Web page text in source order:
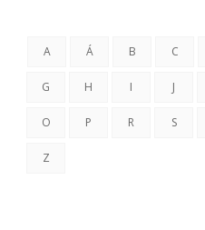
A Á B C
G H I J
O P R S
Z